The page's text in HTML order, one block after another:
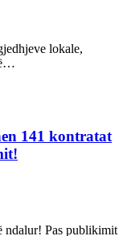
lokale,
141 kontratat
ndalur! Pas publikimit